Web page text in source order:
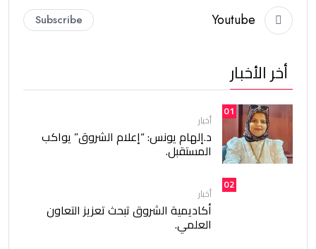
Youtube
Subscribe
أخر الأخبار
01
أخبار
د.إلهام يونس: “إعلام الشروق” يواكب
المستقبل.
02
أخبار
أكاديمية الشروق تبحث تعزيز التعاون
العلمي.